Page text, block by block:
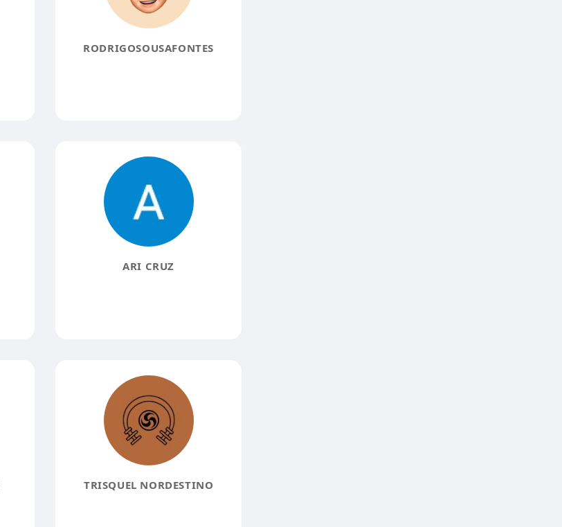
RODRIGOSOUSAFONTES
ARI CRUZ
TRISQUEL NORDESTINO